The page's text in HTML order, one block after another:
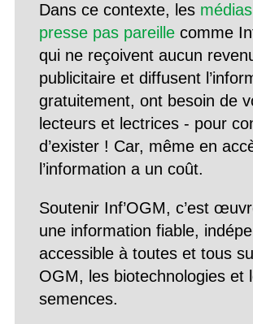
Dans ce contexte, les
presse pas pareillecomme
qui ne reçoivent aucun
publicitaire et diffusent
gratuitement, ont besoin de
lecteurs et lectrices - pour
d’exister ! Car, même en
l’information a un coût.
Soutenir Inf’OGM, c’est
une information fiable,
accessible à toutes et tous
OGM, les biotechnologies et
semences.